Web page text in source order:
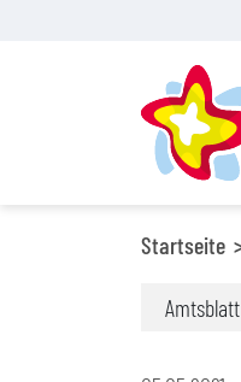
Startseite
Amtsblatt